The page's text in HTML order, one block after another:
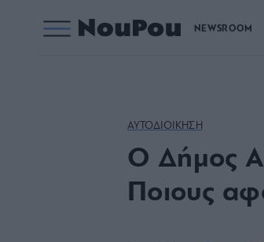
NEWSROOM
ΑΥΤΟΔΙΟΙΚΗΣΗ
Ο Δήμος
Ποιους